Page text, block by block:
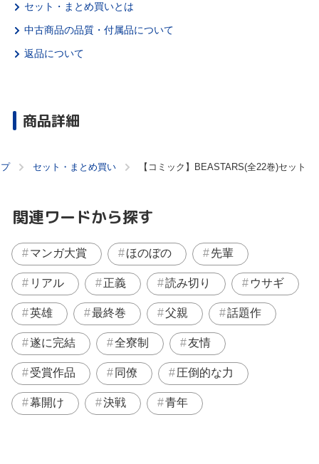
セット・まとめ買いとは
中古商品の品質・付属品について
返品について
商品詳細
セット・まとめ買い 【コミック】BEASTARS(全22巻)セット
関連ワードから探す
マンガ大賞 ほのぼの 先輩
リアル 正義 読み切り ウサギ
英雄 最終巻 父親 話題作
遂に完結 全寮制 友情
受賞作品 同僚 圧倒的な力
幕開け 決戦 青年